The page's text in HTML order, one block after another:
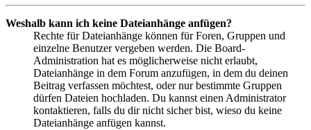
Weshalb kann ich keine Dateianhänge anfügen?
Rechte für Dateianhänge können für Foren, Gruppen und
einzelne Benutzer vergeben werden. Die Board-
Administration hat es möglicherweise nicht erlaubt,
Dateianhänge in dem Forum anzufügen, in dem du deinen
Beitrag verfassen möchtest, oder nur bestimmte Gruppen
dürfen Dateien hochladen. Du kannst einen Administrator
kontaktieren, falls du dir nicht sicher bist, wieso du keine
Dateianhänge anfügen kannst.